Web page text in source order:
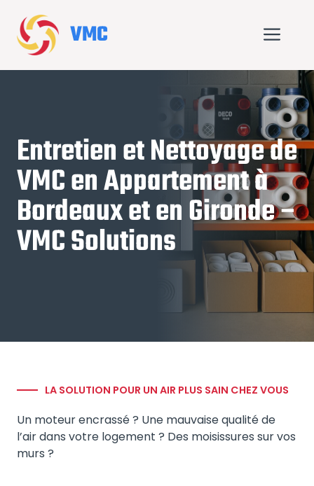
contenu
VMC
Entretien et Nettoyage de
VMC en Appartement à
Bordeaux et en Gironde –
VMC Solutions
LA SOLUTION POUR UN AIR PLUS SAIN CHEZ VOUS
Un moteur encrassé ? Une mauvaise qualité de
l’air dans votre logement ? Des moisissures sur vos
murs ?